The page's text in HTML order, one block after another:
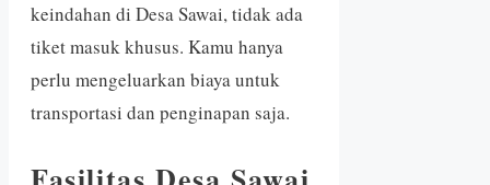
keindahan di Desa Sawai, tidak ada
tiket masuk khusus. Kamu hanya
perlu mengeluarkan biaya untuk
transportasi dan penginapan saja.